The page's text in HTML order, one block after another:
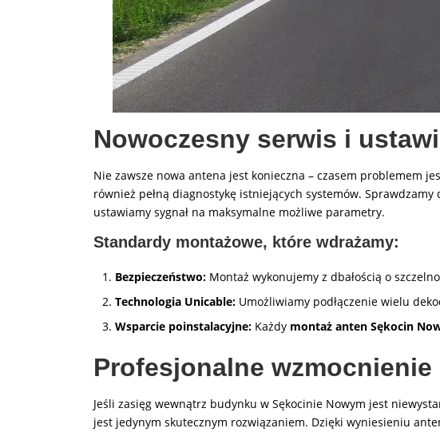
Nowoczesny serwis i
Nie zawsze nowa antena jest konieczna – czasem problemem
również pełną diagnostykę istniejących systemów.
ustawiamy sygnał na maksymalne możliwe parametry.
Standardy montażowe, które wdrażamy:
Bezpieczeństwo: Montaż wykonujemy z dbałością o
Technologia Unicable: Umożliwiamy podłączenie wielu
Wsparcie poinstalacyjne: Każdy montaż anten Sękocin
Profesjonalne
Jeśli zasięg wewnątrz budynku w Sękocinie Nowym jest
jest jedynym skutecznym rozwiązaniem. Dzięki wyniesieniu